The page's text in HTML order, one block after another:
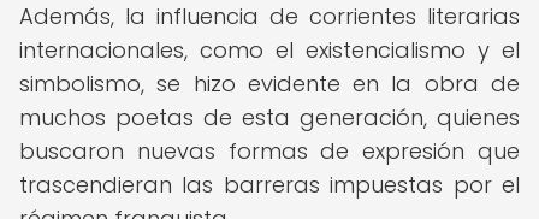
Además, la influencia de corrientes literarias
internacionales, como el existencialismo y el
simbolismo, se hizo evidente en la obra de
muchos poetas de esta generación, quienes
buscaron nuevas formas de expresión que
trascendieran las barreras impuestas por el